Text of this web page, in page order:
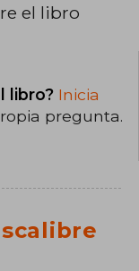
el libro
libro? Inicia
pregunta.